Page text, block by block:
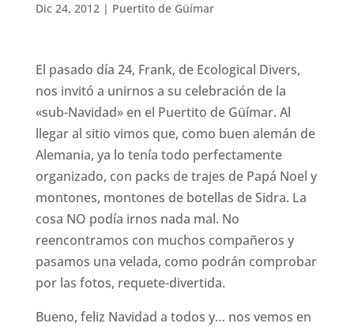
Dic 24, 2012| Puertito de Güímar
El pasado día 24, Frank, de Ecological Divers,
nos invitó a unirnos a su celebración de la
«sub-Navidad» en el Puertito de Güímar. Al
llegar al sitio vimos que, como buen alemán de
Alemania, ya lo tenía todo perfectamente
organizado, con packs de trajes de Papá Noel y
montones, montones de botellas de Sidra. La
cosa NO podía irnos nada mal. No
reencontramos con muchos compañeros y
pasamos una velada, como podrán comprobar
por las fotos, requete-divertida.
Bueno, feliz Navidad a todos y… nos vemos en